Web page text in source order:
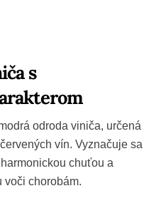
s
odroda viniča, určená
vín. Vyznačuje sa
chuťou a
voči chorobám.